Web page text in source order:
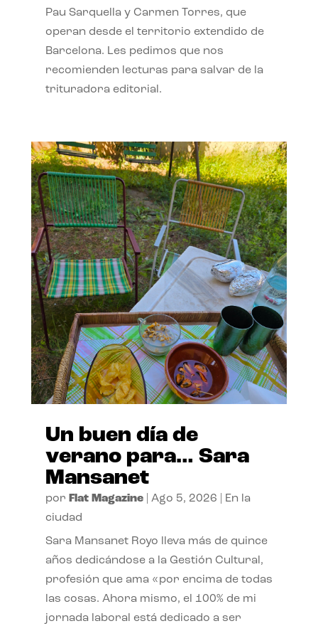
Pau Sarquella y Carmen Torres, que
operan desde el territorio extendido de
Barcelona. Les pedimos que nos
recomienden lecturas para salvar de la
trituradora editorial.
Un buen día de
verano para… Sara
Mansanet
por Flat Magazine| Ago 5, 2026
En la
ciudad
Sara Mansanet Royo lleva más de quince
años dedicándose a la Gestión Cultural,
profesión que ama «por encima de todas
las cosas. Ahora mismo, el 100% de mi
jornada laboral está dedicado a ser